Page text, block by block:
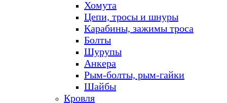
Хомута
Цепи, тросы и шнуры
Карабины, зажимы троса
Болты
Шурупы
Анкера
Рым-болты, рым-гайки
Шайбы
Кровля